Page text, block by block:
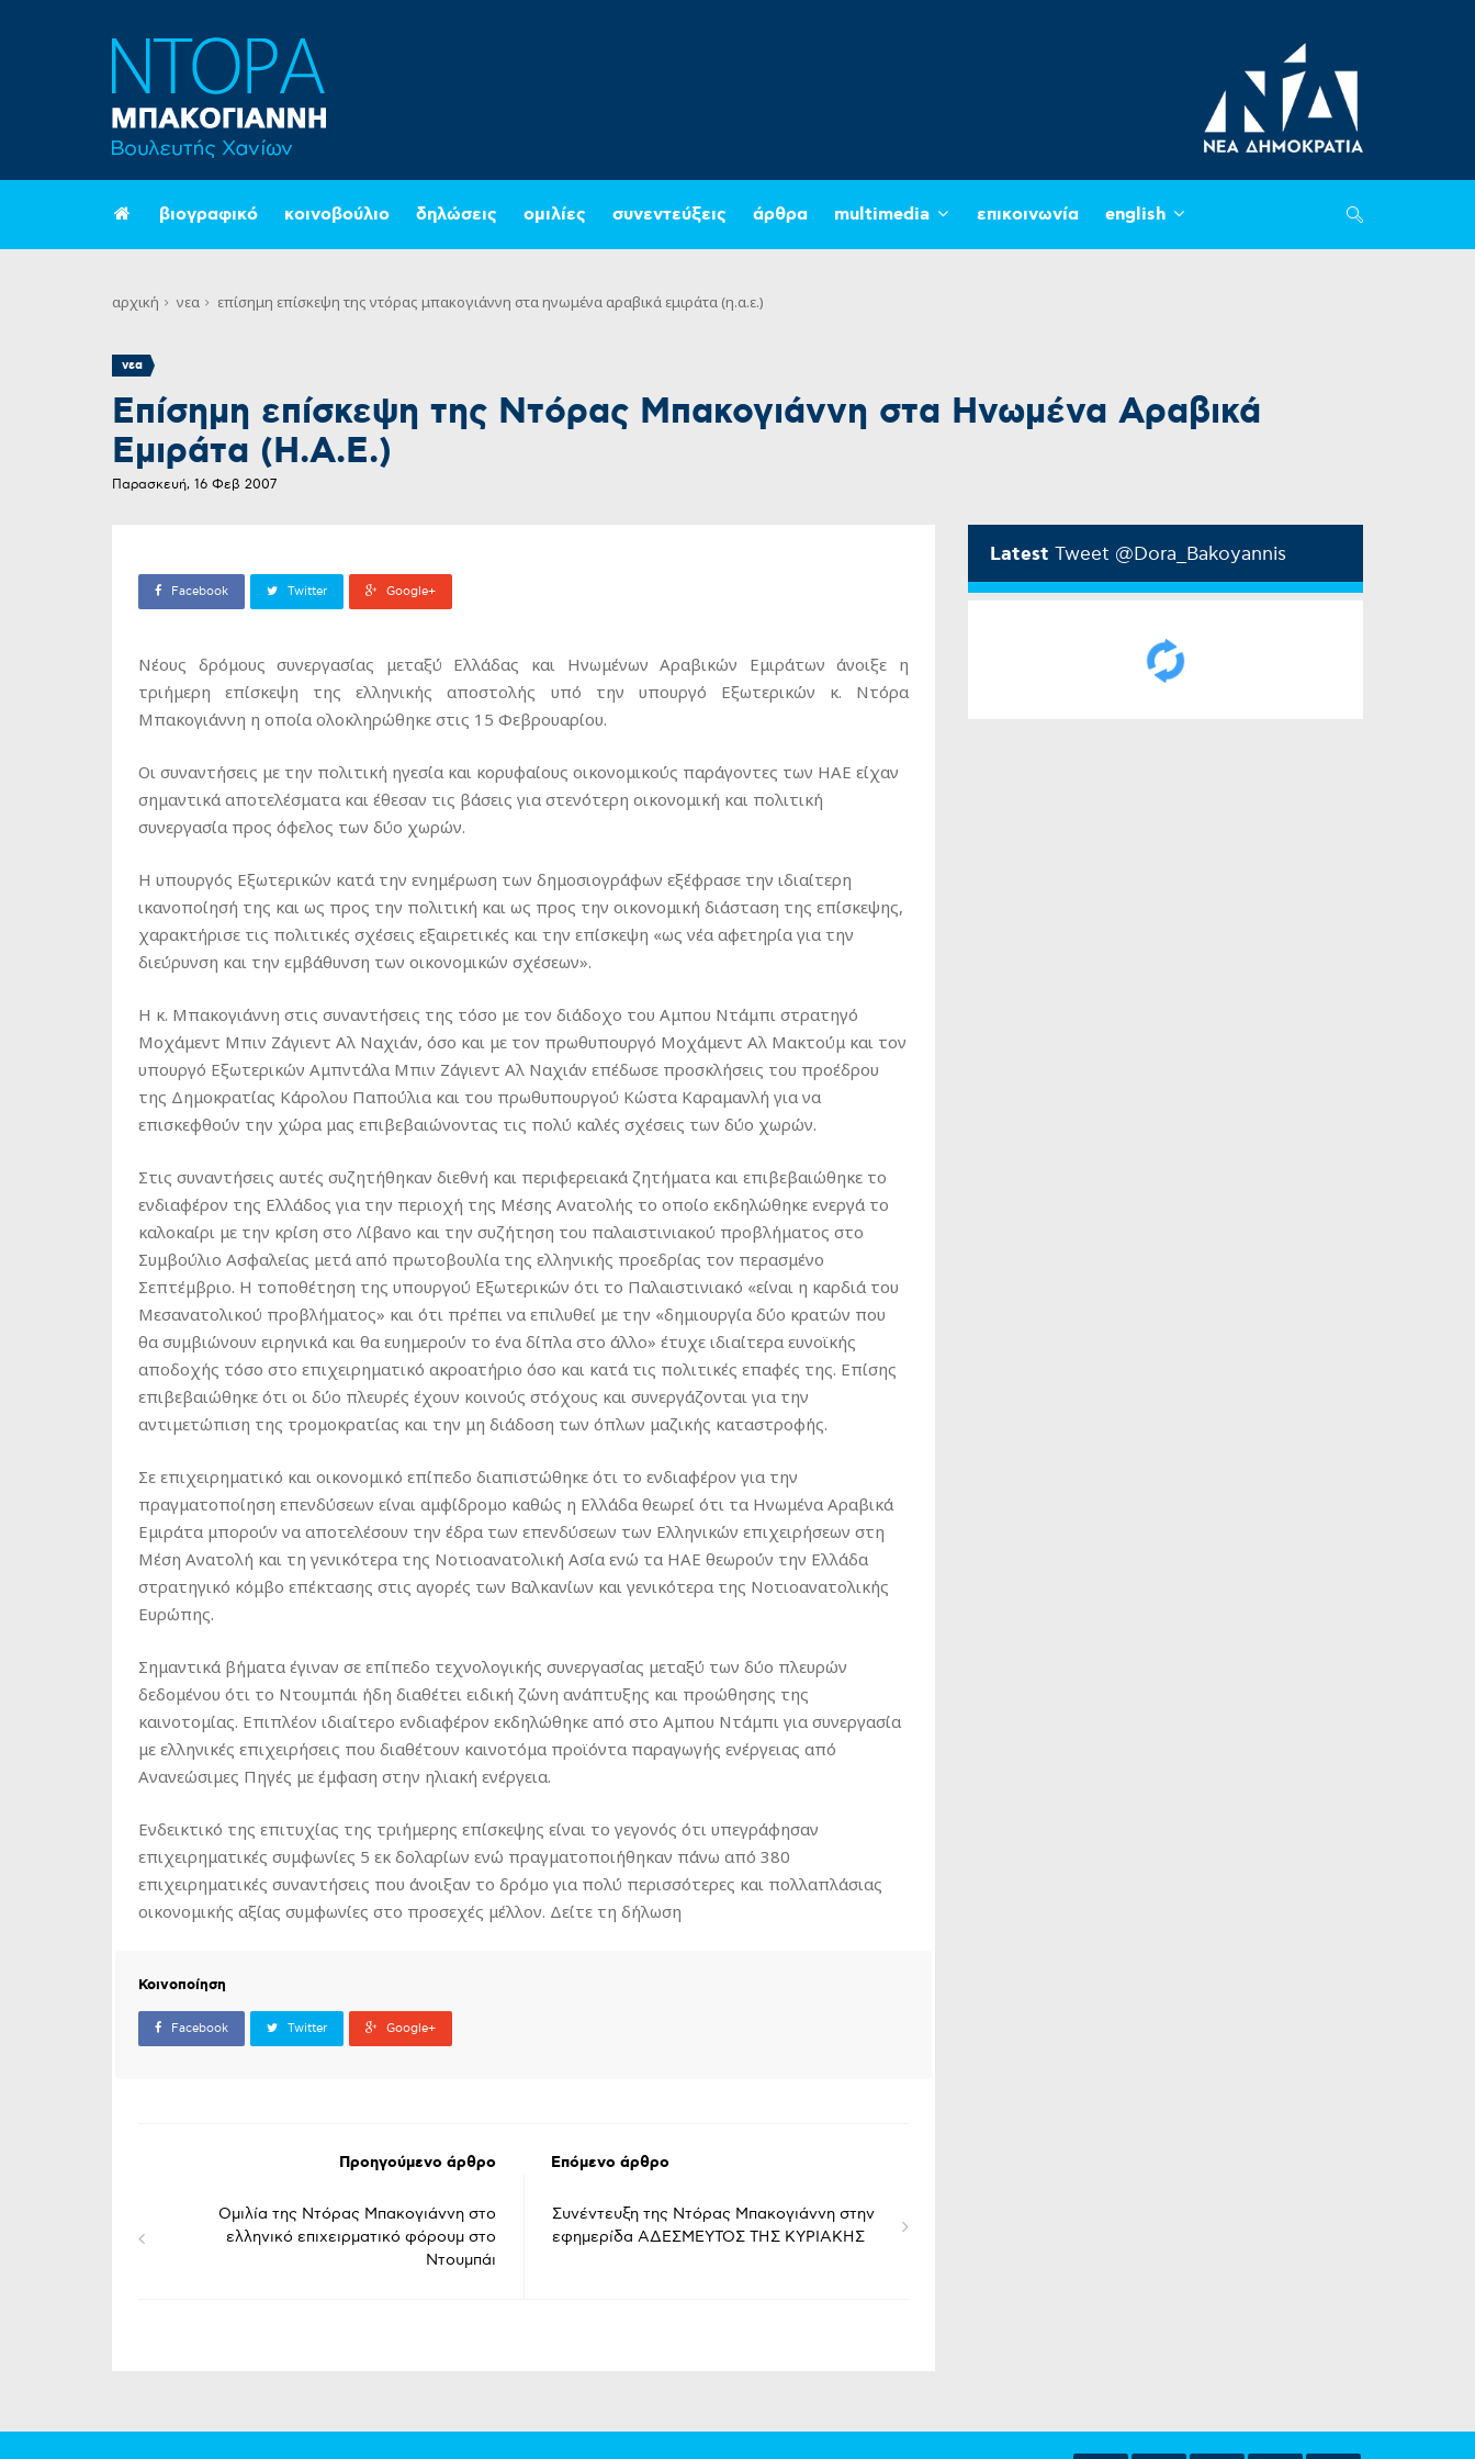
βιογραφικό κοινοβούλιο δηλώσεις ομιλίες συνεντεύξεις άρθρα multimedia επικοινωνία english
αρχική νεα επίσημη επίσκεψη της ντόρας μπακογιάννη στα ηνωμένα αραβικά εμιράτα (η.α.ε.)
νεα
Επίσημη επίσκεψη της Ντόρας Μπακογιάννη στα Ηνωμένα Αραβικά
Εμιράτα (Η.Α.Ε.)
Παρασκευή, 16 Φεβ 2007
Facebook Twitter Google+
Νέους δρόμους συνεργασίας μεταξύ Ελλάδας και Ηνωμένων Αραβικών Εμιράτων άνοιξε η
τριήμερη επίσκεψη της ελληνικής αποστολής υπό την υπουργό Εξωτερικών κ. Ντόρα
Μπακογιάννη η οποία ολοκληρώθηκε στις 15 Φεβρουαρίου.
Οι συναντήσεις με την πολιτική ηγεσία και κορυφαίους οικονομικούς παράγοντες των ΗΑΕ είχαν
σημαντικά αποτελέσματα και έθεσαν τις βάσεις για στενότερη οικονομική και πολιτική
συνεργασία προς όφελος των δύο χωρών.
Η υπουργός Εξωτερικών κατά την ενημέρωση των δημοσιογράφων εξέφρασε την ιδιαίτερη
ικανοποίησή της και ως προς την πολιτική και ως προς την οικονομική διάσταση της επίσκεψης,
χαρακτήρισε τις πολιτικές σχέσεις εξαιρετικές και την επίσκεψη «ως νέα αφετηρία για την
διεύρυνση και την εμβάθυνση των οικονομικών σχέσεων».
Η κ. Μπακογιάννη στις συναντήσεις της τόσο με τον διάδοχο του Αμπου Ντάμπι στρατηγό
Μοχάμεντ Μπιν Ζάγιεντ Αλ Ναχιάν, όσο και με τον πρωθυπουργό Μοχάμεντ Αλ Μακτούμ και τον
υπουργό Εξωτερικών Αμπντάλα Μπιν Ζάγιεντ Αλ Ναχιάν επέδωσε προσκλήσεις του προέδρου
της Δημοκρατίας Κάρολου Παπούλια και του πρωθυπουργού Κώστα Καραμανλή για να
επισκεφθούν την χώρα μας επιβεβαιώνοντας τις πολύ καλές σχέσεις των δύο χωρών.
Στις συναντήσεις αυτές συζητήθηκαν διεθνή και περιφερειακά ζητήματα και επιβεβαιώθηκε το
ενδιαφέρον της Ελλάδος για την περιοχή της Μέσης Ανατολής το οποίο εκδηλώθηκε ενεργά το
καλοκαίρι με την κρίση στο Λίβανο και την συζήτηση του παλαιστινιακού προβλήματος στο
Συμβούλιο Ασφαλείας μετά από πρωτοβουλία της ελληνικής προεδρίας τον περασμένο
Σεπτέμβριο. Η τοποθέτηση της υπουργού Εξωτερικών ότι το Παλαιστινιακό «είναι η καρδιά του
Μεσανατολικού προβλήματος» και ότι πρέπει να επιλυθεί με την «δημιουργία δύο κρατών που
θα συμβιώνουν ειρηνικά και θα ευημερούν το ένα δίπλα στο άλλο» έτυχε ιδιαίτερα ευνοϊκής
αποδοχής τόσο στο επιχειρηματικό ακροατήριο όσο και κατά τις πολιτικές επαφές της. Επίσης
επιβεβαιώθηκε ότι οι δύο πλευρές έχουν κοινούς στόχους και συνεργάζονται για την
αντιμετώπιση της τρομοκρατίας και την μη διάδοση των όπλων μαζικής καταστροφής.
Σε επιχειρηματικό και οικονομικό επίπεδο διαπιστώθηκε ότι το ενδιαφέρον για την
πραγματοποίηση επενδύσεων είναι αμφίδρομο καθώς η Ελλάδα θεωρεί ότι τα Ηνωμένα Αραβικά
Εμιράτα μπορούν να αποτελέσουν την έδρα των επενδύσεων των Ελληνικών επιχειρήσεων στη
Μέση Ανατολή και τη γενικότερα της Νοτιοανατολική Ασία ενώ τα ΗΑΕ θεωρούν την Ελλάδα
στρατηγικό κόμβο επέκτασης στις αγορές των Βαλκανίων και γενικότερα της Νοτιοανατολικής
Ευρώπης.
Σημαντικά βήματα έγιναν σε επίπεδο τεχνολογικής συνεργασίας μεταξύ των δύο πλευρών
δεδομένου ότι το Ντουμπάι ήδη διαθέτει ειδική ζώνη ανάπτυξης και προώθησης της
καινοτομίας. Επιπλέον ιδιαίτερο ενδιαφέρον εκδηλώθηκε από στο Αμπου Ντάμπι για συνεργασία
με ελληνικές επιχειρήσεις που διαθέτουν καινοτόμα προϊόντα παραγωγής ενέργειας από
Ανανεώσιμες Πηγές με έμφαση στην ηλιακή ενέργεια.
Ενδεικτικό της επιτυχίας της τριήμερης επίσκεψης είναι το γεγονός ότι υπεγράφησαν
επιχειρηματικές συμφωνίες 5 εκ δολαρίων ενώ πραγματοποιήθηκαν πάνω από 380
επιχειρηματικές συναντήσεις που άνοιξαν το δρόμο για πολύ περισσότερες και πολλαπλάσιας
οικονομικής αξίας συμφωνίες στο προσεχές μέλλον. Δείτε τη δήλωση
Κοινοποίηση
Facebook Twitter Google+
Προηγούμενο άρθρο
Ομιλία της Ντόρας Μπακογιάννη στο
ελληνικό επιχειρματικό φόρουμ στο
Ντουμπάι
Επόμενο άρθρο
Συνέντευξη της Ντόρας Μπακογιάννη στην
εφημερίδα ΑΔΕΣΜΕΥΤΟΣ ΤΗΣ ΚΥΡΙΑΚΗΣ
Latest Tweet @Dora_Bakoyannis